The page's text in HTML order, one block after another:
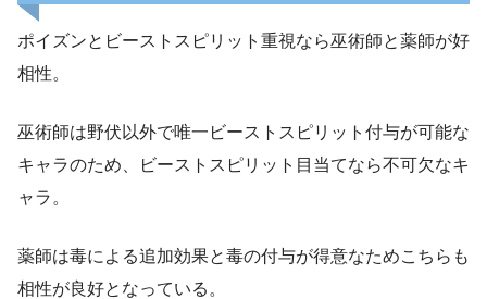
ポイズンとビーストスピリット重視なら巫術師と薬師が好
相性。
巫術師は野伏以外で唯一ビーストスピリット付与が可能な
キャラのため、ビーストスピリット目当てなら不可欠なキ
ャラ。
薬師は毒による追加効果と毒の付与が得意なためこちらも
相性が良好となっている。